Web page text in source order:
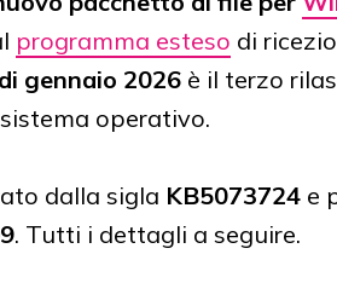
programma esteso di
gennaio 2026 è il terzo
operativo.
dalla sigla KB5073724 e
. Tutti i dettagli a seguire.